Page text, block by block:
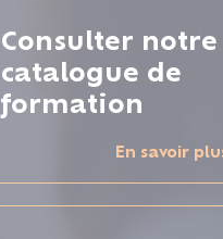
Consulter notre
catalogue de
formation
En savoir